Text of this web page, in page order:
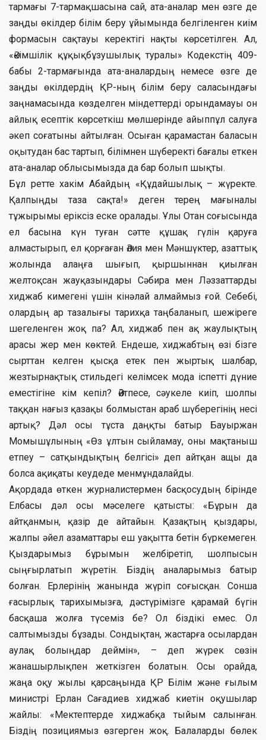
тармағы 7-тармақшасына сай, ата-аналар мен өзге де
заңды өкілдер білім беру ұйымында белгіленген киім
формасын сақтауы керектігі нақты көрсетілген. Ал,
«Әкімшілік құқықбұзушылық туралы» Кодекстің 409-
бабы 2-тармағында ата-аналардың немесе өзге де
заңды өкілдердің ҚР-ның білім беру саласындағы
заңнамасында көзделген міндеттерді орындамауы он
айлық есептік көрсеткіш мөлшерiнде айыппұл салуға
әкеп соғатыны айтылған. Осыған қарамастан баласын
оқытудан бас тартып, білімнен шүберекті бағалы еткен
ата-аналар облысымызда да бар болып шықты.
Бұл ретте хакім Абайдың «Құдайшылық – жүректе.
Қалпыңды таза сақта!» деген терең мағыналы
тұжырымы еріксіз еске оралады. Ұлы Отан соғысында
ел басына күн туған сәтте құшақ гүлін қаруға
алмастырып, ел қорғаған Әлия мен Мәншүктер, азаттық
жолында алаңға шығып, қыршыннан қиылған
желтоқсан жауқазындары Сәбира мен Ләззаттарды
хиджаб кимегені үшін кінәлай алмаймыз ғой. Себебі,
олардың ар тазалығы тарихқа таңбаланып, шежіреге
шегеленген жоқ па? Ал, хиджаб пен ақ жаулықтың
арасы жер мен көктей. Ендеше, хиджабтың өзі бізге
сырттан келген қысқа етек пен жыртық шалбар,
жезтырнақтық стильдегі келімсек мода іспетті дүние
еместігіне кім кепіл? Әйтпесе, сәукеле киіп, шолпы
таққан нағыз қазақы болмыстан араб шүберегінің несі
артық? Дәл осы тұста даңқты батыр Бауыржан
Момышұлының «Өз ұлтын сыйламау, оны мақтаныш
етпеу – сатқындықтың белгісі» деп айтқан ащы да
болса ақиқаты кеудеде менмұндалайды.
Ақордада өткен журналистермен басқосудың бірінде
Елбасы дәл осы мәселеге қатысты: «Бұрын да
айтқанмын, қазір де айтайын. Қазақтың қыздары,
жалпы әйел азаматтары еш уақытта бетін бүркемеген.
Қыздарымыз бұрымын желбіретіп, шолпысын
сыңғырлатып жүретін. Біздің аналарымыз батыр
болған. Ерлерінің жанында жүріп соғысқан. Сонша
ғасырлық тарихымызға, дәстүрімізге қарамай бүгін
басқаша жолға түсеміз бе? Ол біздікі емес. Ол
салтымызды бұзады. Сондықтан, жастарға осылардан
аулақ болыңдар деймін», – деп жүрек сөзін
жанашырлықпен жеткізген болатын. Осы орайда,
жаңа оқу жылы қарсаңында ҚР Білім және ғылым
министрі Ерлан Сағадиев хиджаб киетін оқушылар
жайлы: «Мектептерде хиджабқа тыйым салынған.
Біздің позициямыз өзгерген жоқ. Балаларды бөлек